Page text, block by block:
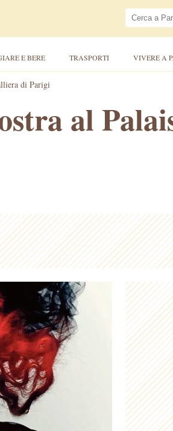
E BERE TRASPORTI VIVERE A
di Parigi
al